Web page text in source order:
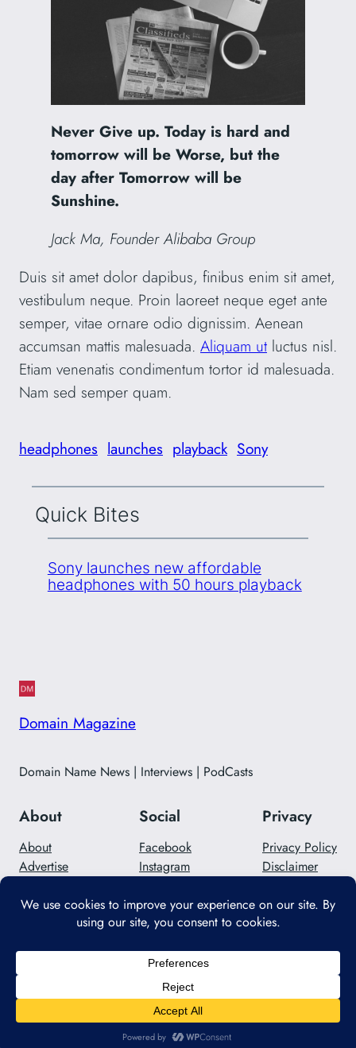
Never Give up. Today is hard and
tomorrow will be Worse, but the
day after Tomorrow will be
Sunshine.
Jack Ma, Founder Alibaba Group
Duis sit amet dolor dapibus, finibus enim sit amet,
vestibulum neque. Proin laoreet neque eget ante
semper, vitae ornare odio dignissim. Aenean
accumsan mattis malesuada. Aliquam ut luctus nisl.
Etiam venenatis condimentum tortor id malesuada.
Nam sed semper quam.
headphones launches playback Sony
Quick Bites
Sony launches new affordable
headphones with 50 hours playback
Domain Magazine
Domain Name News | Interviews | PodCasts
About
About
Advertise
Social
Facebook
Instagram
Privacy
Privacy Policy
Disclaimer